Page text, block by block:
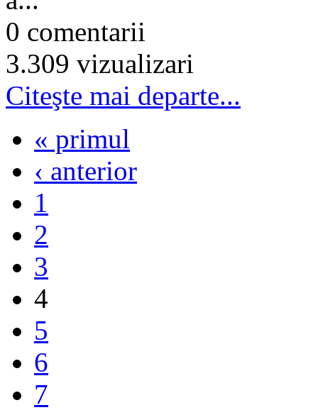
0 comentarii
3.309 vizualizari
Citeşte mai departe...
« primul
‹ anterior
1
2
3
4
5
6
7